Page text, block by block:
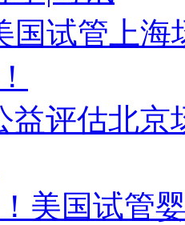
国试管上海
益评估北京
美国试管